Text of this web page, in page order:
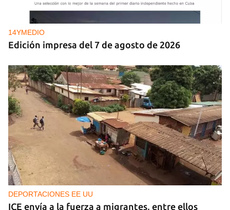
14YMEDIO
Edición impresa del 7 de agosto de 2026
DEPORTACIONES EE UU
ICE envía a la fuerza a migrantes, entre ellos